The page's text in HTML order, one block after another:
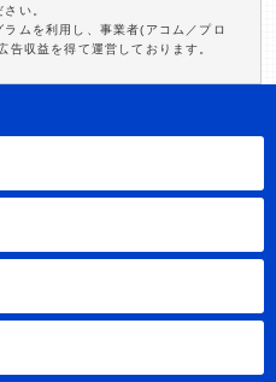
い。
ムを利用し、事業者(アコム／プロ
告収益を得て運営しております。